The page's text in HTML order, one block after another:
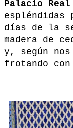
Palacio Real
espléndidas
días de la
madera de
y, según
frotando